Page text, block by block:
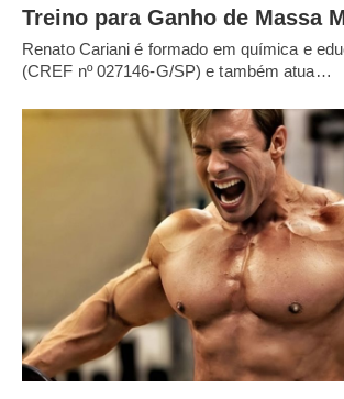
Treino para Ganho de Massa
Renato Cariani é formado em química e
(CREF nº 027146-G/SP) e também atua…